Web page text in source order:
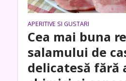
APERITIVE SI GUSTARI
Cea mai buna
salamului de
delicatesă fără